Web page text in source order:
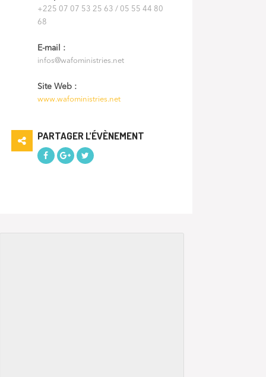
+225 07 07 53 25 63 / 05 55 44 80
68
E-mail :
infos@wafoministries.net
Site Web :
www.wafoministries.net
PARTAGER L’ÉVÈNEMENT